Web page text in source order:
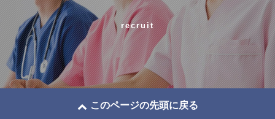
recruit
このページの先頭に戻る